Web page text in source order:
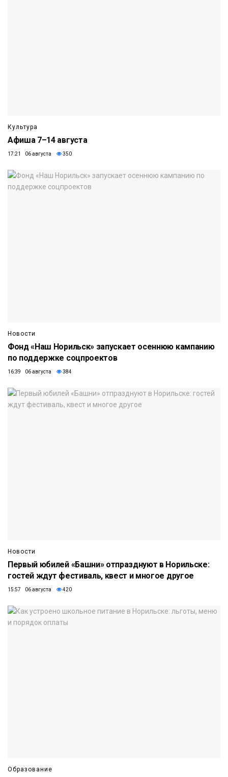
Культура
Афиша 7–14 августа
17:21 06 августа 350
Новости
Фонд «Наш Норильск» запускает осеннюю кампанию
по поддержке соцпроектов
16:39 06 августа 384
Новости
Первый юбилей «Башни» отпразднуют в Норильске:
гостей ждут фестиваль, квест и многое другое
15:57 06 августа 420
Образование